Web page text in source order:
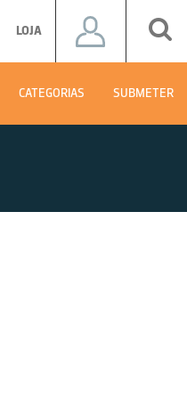
LOJA
CATEGORIAS SUBMETER